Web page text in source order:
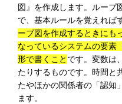
図』を作成します。ループ
で、基本ルールを覚えれば
ープ図を作成するときにも
なっているシステムの要素
形で書くこと です。変数は
たりするものです。時間と
たやほかの関係者の「認知
ます。